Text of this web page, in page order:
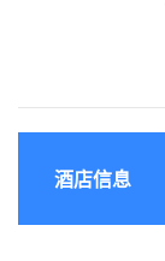
酒店信息